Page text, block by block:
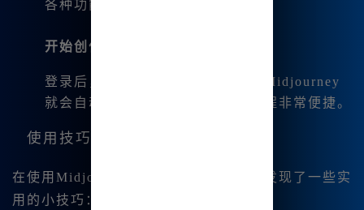
各种功能。
开始创作
登录后，我只需输入想要的描述，Midjourney
就会自动生成相应的图像，整个过程非常便捷。
使用技巧
在使用Midjourney中文版的过程中，我发现了一些实
用的小技巧：